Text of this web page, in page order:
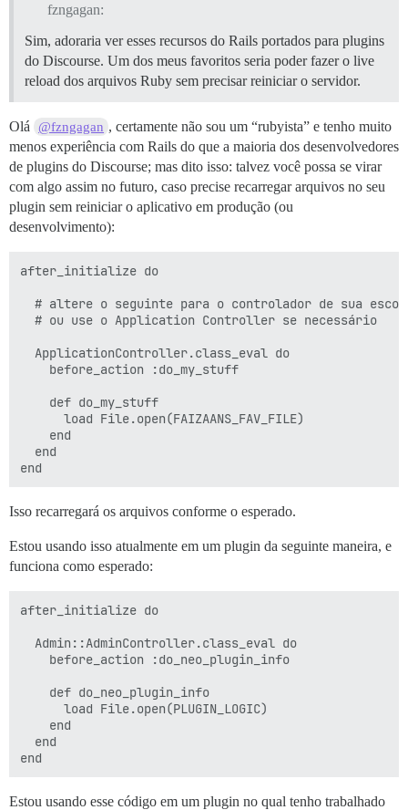
fzngagan:
Sim, adoraria ver esses recursos do Rails portados para plugins
do Discourse. Um dos meus favoritos seria poder fazer o live
reload dos arquivos Ruby sem precisar reiniciar o servidor.
Olá @fzngagan , certamente não sou um “rubyista” e tenho muito
menos experiência com Rails do que a maioria dos desenvolvedores
de plugins do Discourse; mas dito isso: talvez você possa se virar
com algo assim no futuro, caso precise recarregar arquivos no seu
plugin sem reiniciar o aplicativo em produção (ou
desenvolvimento):
after_initialize do
# altere o seguinte para o controlador de sua
  # ou use o Application Controller se necessário
  ApplicationController.class_eval do
    before_action :do_my_stuff
    def do_my_stuff
      load File.open(FAIZAANS_FAV_FILE)
    end
  end
Isso recarregará os arquivos conforme o esperado.
Estou usando isso atualmente em um plugin da seguinte maneira, e
funciona como esperado:
after_initialize do
  Admin::AdminController.class_eval do
    before_action :do_neo_plugin_info
    def do_neo_plugin_info
      load File.open(PLUGIN_LOGIC)
    end
  end
Estou usando esse código em um plugin no qual tenho trabalhado